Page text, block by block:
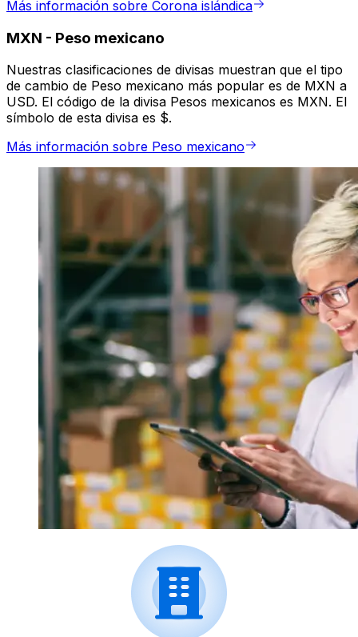
Más información sobre Corona islándica
MXN - Peso mexicano
Nuestras clasificaciones de divisas muestran que el tipo
de cambio de Peso mexicano más popular es de MXN a
USD. El código de la divisa Pesos mexicanos es MXN. El
símbolo de esta divisa es $.
Más información sobre Peso mexicano